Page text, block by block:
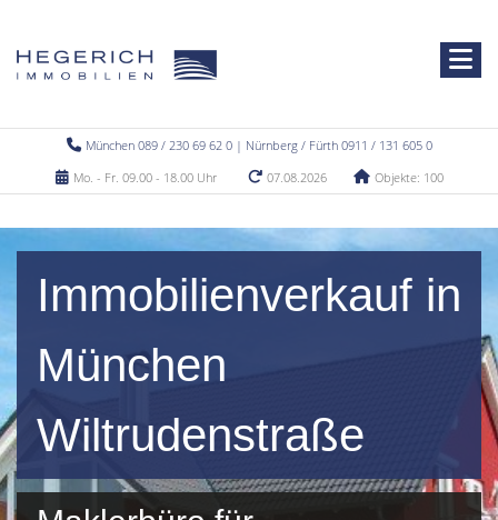
München 089 / 230 69 62 0 | Nürnberg / Fürth 0911 / 131 605 0
Mo. - Fr. 09.00 - 18.00 Uhr
07.08.2026 Objekte: 100
Immobilienverkauf in
München
Wiltrudenstraße